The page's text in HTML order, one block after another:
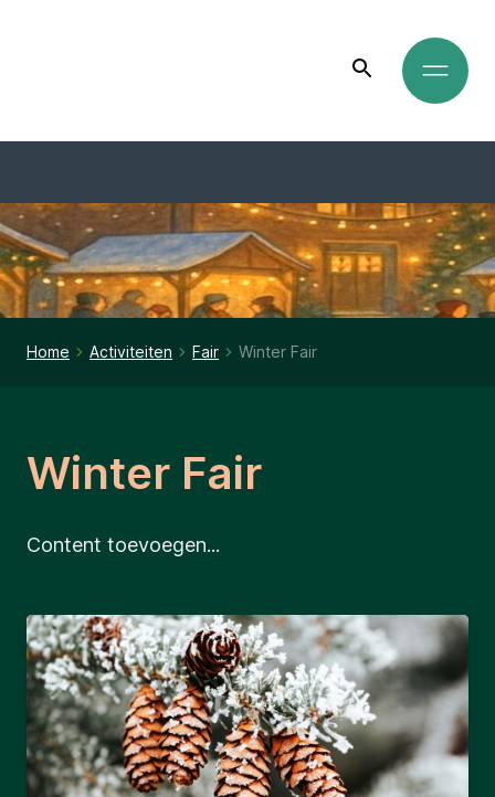
Home Activiteiten Fair Winter Fair
Winter Fair
Content toevoegen...